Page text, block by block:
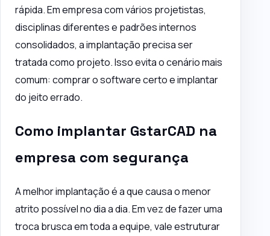
rápida. Em empresa com vários projetistas,
disciplinas diferentes e padrões internos
consolidados, a implantação precisa ser
tratada como projeto. Isso evita o cenário mais
comum: comprar o software certo e implantar
do jeito errado.
Como implantar GstarCAD na
empresa com segurança
A melhor implantação é a que causa o menor
atrito possível no dia a dia. Em vez de fazer uma
troca brusca em toda a equipe, vale estruturar